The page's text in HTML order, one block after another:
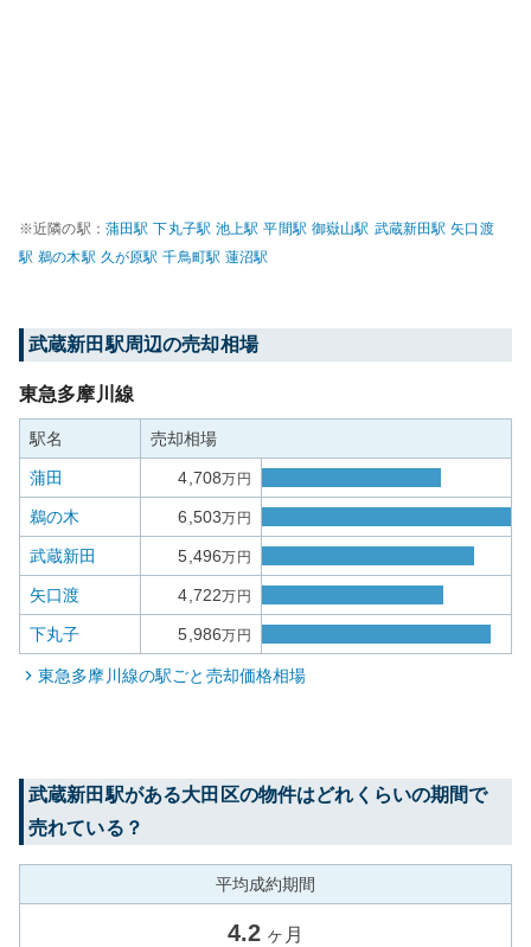
※近隣の駅： 蒲田駅 下丸子駅 池上駅 平間駅 御嶽山駅 武蔵新田駅 矢口渡
駅 鵜の木駅 久が原駅 千鳥町駅 蓮沼駅
武蔵新田駅周辺の売却相場
東急多摩川線
駅名 売却相場
蒲田 4,708万円
鵜の木 6,503万円
武蔵新田 5,496万円
矢口渡 4,722万円
下丸子 5,986万円
東急多摩川線の駅ごと売却価格相場
武蔵新田駅がある大田区の物件はどれくらいの期間で
売れている？
平均成約期間
4.2 ヶ月